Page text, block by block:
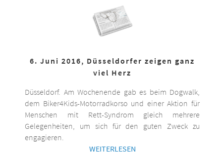
6. Juni 2016, Düsseldorfer zeigen ganz
viel Herz
Düsseldorf. Am Wochenende gab es beim Dogwalk,
dem Biker4Kids-Motorradkorso und einer Aktion für
Menschen mit Rett-Syndrom gleich mehrere
Gelegenheiten, um sich für den guten Zweck zu
engagieren.
WEITERLESEN